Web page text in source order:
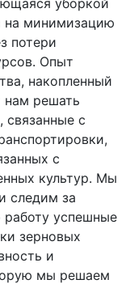
на минимизацию
потери
Опыт
накопленный
нам решать
связанные с
с
культур. Мы
следим за
успешные
зерновых
и
мы решаем